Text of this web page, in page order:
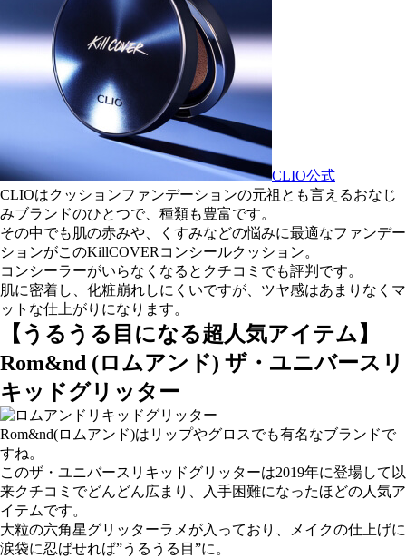
CLIO公式
CLIOはクッションファンデーションの元祖とも言えるおなじ
みブランドのひとつで、種類も豊富です。
その中でも肌の赤みや、 くすみなどの悩みに最適なファンデー
ションがこのKillCOVERコンシールクッション。
コンシーラーがいらなくなるとクチコミでも評判です。
肌に密着し、化粧崩れしにくいですが、ツヤ感はあまりなくマ
ットな仕上がりになります。
【うるうる目になる超人気アイテム】
Rom&nd (ロムアンド) ザ・ユニバースリ
キッドグリッター
Rom&nd(ロムアンド)はリップやグロスでも有名なブランドで
すね。
このザ・ユニバースリキッドグリッターは2019年に登場して以
来クチコミでどんどん広まり、入手困難になったほどの人気ア
イテムです。
大粒の六角星グリッターラメ が入っており、メイクの仕上げに
涙袋に忍ばせれば”うるうる目”に。